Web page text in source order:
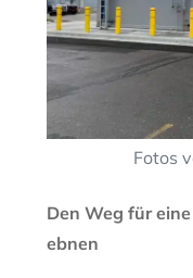
Fotos
Den Weg für
ebnen